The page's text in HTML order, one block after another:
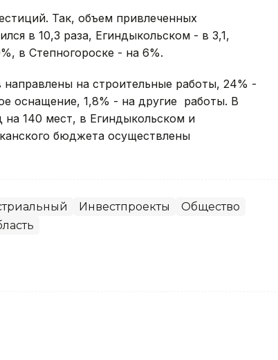
Так, объем привлеченных
в 10,3 раза, Егиндыкольском - в 3,1,
в Степногороске - на 6%.
направлены на строительные работы, 24% -
оснащение, 1,8% - на другие работы. В
140 мест, в Егиндыкольском и
бюджета осуществлены
Инвестпроекты
Общество